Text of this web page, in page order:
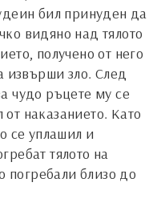
бил принуден да
видяно над тялото
получено от него
извърши зло. След
чудо ръцете му се
наказанието. Като
се уплашил и
тялото на
погребали близо до